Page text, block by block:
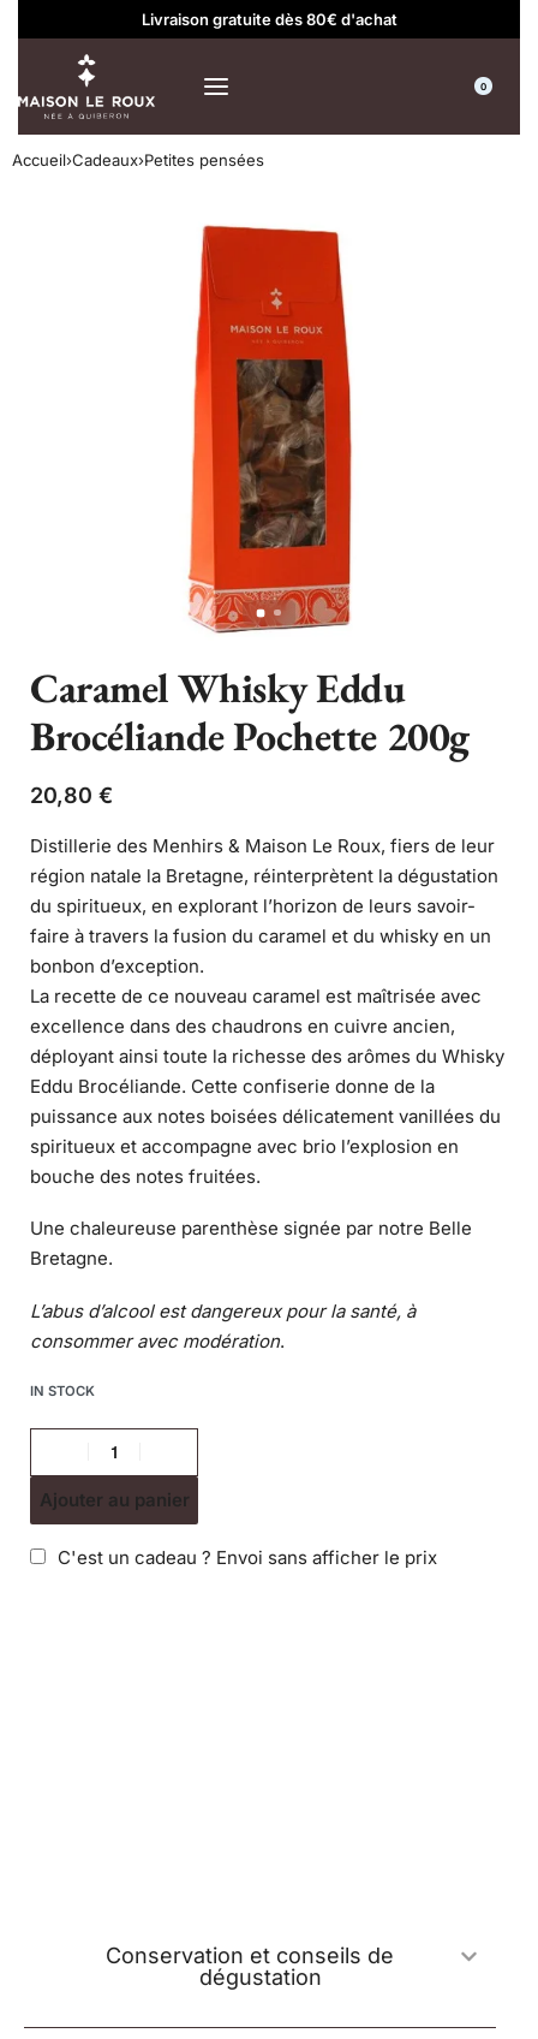
Livraison gratuite dès 80€ d'achat
0
Accueil›Cadeaux›Petites pensées
Caramel Whisky Eddu
Brocéliande Pochette 200g
20,80 €
Distillerie des Menhirs & Maison Le Roux, fiers de leur
région natale la Bretagne, réinterprètent la dégustation
du spiritueux, en explorant l’horizon de leurs savoir-
faire à travers la fusion du caramel et du whisky en un
bonbon d’exception.
La recette de ce nouveau caramel est maîtrisée avec
excellence dans des chaudrons en cuivre ancien,
déployant ainsi toute la richesse des arômes du Whisky
Eddu Brocéliande. Cette confiserie donne de la
puissance aux notes boisées délicatement vanillées du
spiritueux et accompagne avec brio l’explosion en
bouche des notes fruitées.
Une chaleureuse parenthèse signée par notre Belle
Bretagne.
L’abus d’alcool est dangereux pour la santé, à
consommer avec modération.
IN STOCK
Ajouter au panier
C'est un cadeau ? Envoi sans afficher le prix
Conservation et conseils de
dégustation